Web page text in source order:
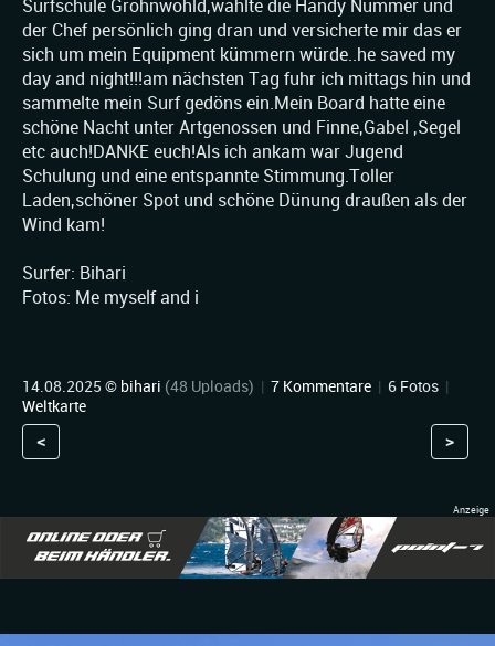
Surfschule Gröhnwohld,wählte die Handy Nummer und
der Chef persönlich ging dran und versicherte mir das er
sich um mein Equipment kümmern würde..he saved my
day and night!!!am nächsten Tag fuhr ich mittags hin und
sammelte mein Surf gedöns ein.Mein Board hatte eine
schöne Nacht unter Artgenossen und Finne,Gabel ,Segel
etc auch!DANKE euch!Als ich ankam war Jugend
Schulung und eine entspannte Stimmung.Toller
Laden,schöner Spot und schöne Dünung draußen als der
Wind kam!
Surfer: Bihari
Fotos: Me myself and i
14.08.2025 © bihari (48 Uploads) | 7 Kommentare | 6 Fotos |
Weltkarte
< >